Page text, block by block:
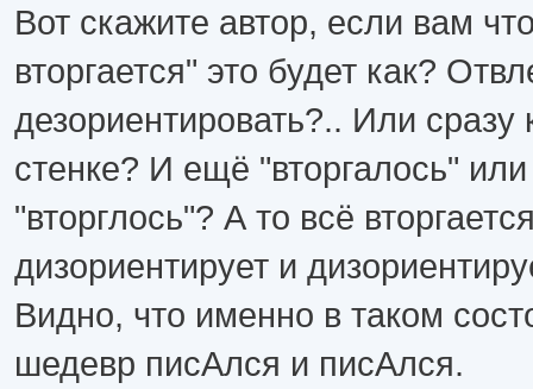
Вот скажите автор, если вам
вторгается" это будет как?
дезориентировать?.. Или сразу
стенке? И ещё "вторгалось"
"вторглось"? А то всё
дизориентирует и
Видно, что именно в таком
шедевр писАлся и писАлся.